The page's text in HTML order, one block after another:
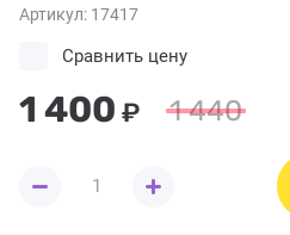
Артикул: 17417
1 440
1 400 ₽
Сравнить цену